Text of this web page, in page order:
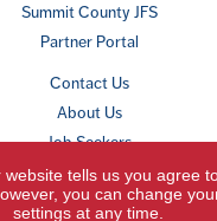
Summit County JFS
Partner Portal
Contact Us
About Us
Job Seekers
Employers
Youth & Young Adults
website tells us you agree
you can change
settings at any time.